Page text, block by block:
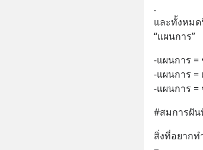
.
และทั้งหมด
“แผนการ”
-แผนการ =
-แผนการ =
-แผนการ =
#สมการฝัน
สิ่งที่อยากท